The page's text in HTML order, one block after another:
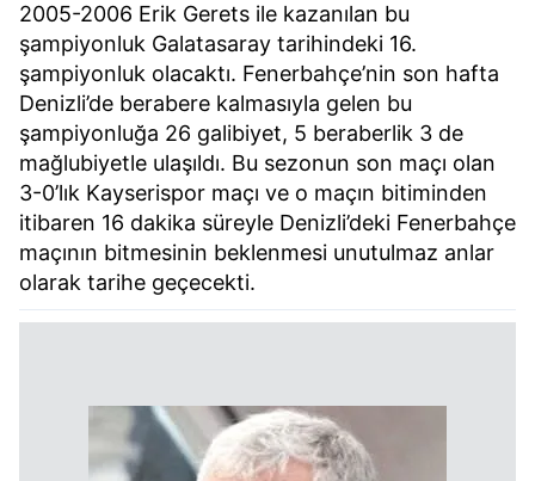
2005-2006 Erik Gerets ile kazanılan bu
şampiyonluk Galatasaray tarihindeki 16.
şampiyonluk olacaktı. Fenerbahçe’nin son hafta
Denizli’de berabere kalmasıyla gelen bu
şampiyonluğa 26 galibiyet, 5 beraberlik 3 de
mağlubiyetle ulaşıldı. Bu sezonun son maçı olan
3-0’lık Kayserispor maçı ve o maçın bitiminden
itibaren 16 dakika süreyle Denizli’deki Fenerbahçe
maçının bitmesinin beklenmesi unutulmaz anlar
olarak tarihe geçecekti.